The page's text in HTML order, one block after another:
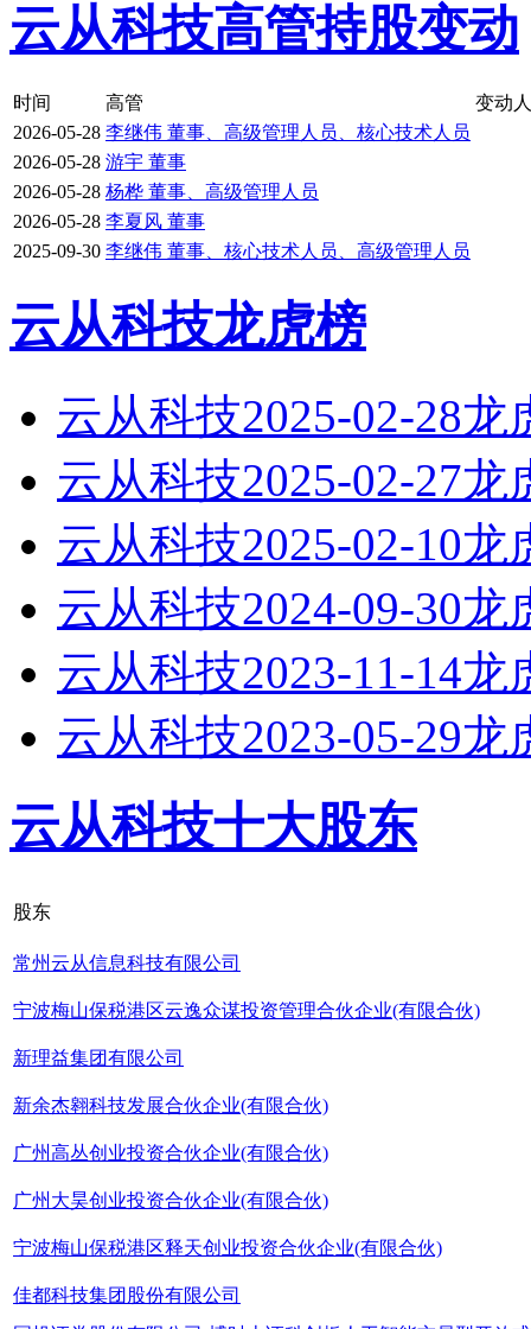
云从科技高管持股变动
时间 高管
变动人
2026-05-28 李继伟 董事、高级管理人员、核心技术人员
2026-05-28 游宇 董事
2026-05-28 杨桦 董事、高级管理人员
2026-05-28 李夏风 董事
2025-09-30 李继伟 董事、核心技术人员、高级管理人员
云从科技龙虎榜
云从科技2025-02-28龙
云从科技2025-02-27龙
云从科技2025-02-10龙
云从科技2024-09-30龙
云从科技2023-11-14龙
云从科技2023-05-29龙
云从科技十大股东
股东
常州云从信息科技有限公司
宁波梅山保税港区云逸众谋投资管理合伙企业(有限合伙)
新理益集团有限公司
新余杰翱科技发展合伙企业(有限合伙)
广州高丛创业投资合伙企业(有限合伙)
广州大昊创业投资合伙企业(有限合伙)
宁波梅山保税港区释天创业投资合伙企业(有限合伙)
佳都科技集团股份有限公司